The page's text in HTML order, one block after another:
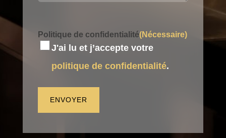
Politique de confidentialité(Nécessaire)
J'ai lu et j’accepte votre
politique de confidentialité.
ENVOYER